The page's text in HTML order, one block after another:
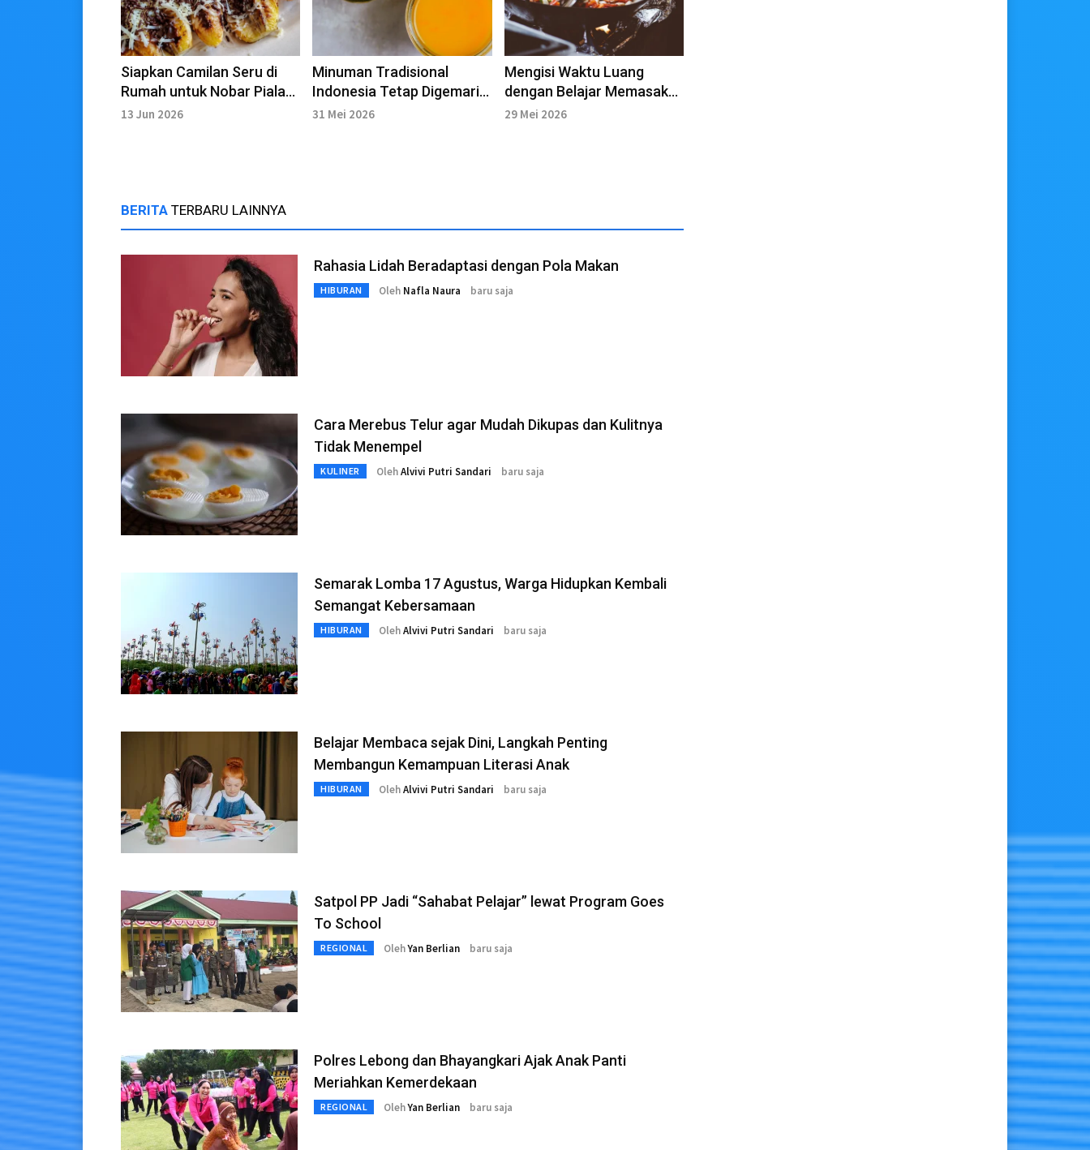
Siapkan Camilan Seru di
Rumah untuk Nobar Piala
Dunia FIFA
13 Jun 2026
Minuman Tradisional
Indonesia Tetap Digemari
di tengah Modernisasi
31 Mei 2026
Mengisi Waktu Luang
dengan Belajar Memasak
Makanan Sederhana di
29 Mei 2026
BERITA TERBARU LAINNYA
Rahasia Lidah Beradaptasi dengan Pola Makan
HIBURAN Oleh Nafla Naura baru saja
Cara Merebus Telur agar Mudah Dikupas dan Kulitnya
Tidak Menempel
KULINER OlehAlvivi Putri Sandari baru saja
Semarak Lomba 17 Agustus, Warga Hidupkan Kembali
Semangat Kebersamaan
HIBURAN OlehAlvivi Putri Sandari baru saja
Belajar Membaca sejak Dini, Langkah Penting
Membangun Kemampuan Literasi Anak
HIBURAN OlehAlvivi Putri Sandari baru saja
Satpol PP Jadi “Sahabat Pelajar” lewat Program Goes
To School
REGIONAL OlehYan Berlian baru saja
Polres Lebong dan Bhayangkari Ajak Anak Panti
Meriahkan Kemerdekaan
REGIONAL OlehYan Berlian baru saja